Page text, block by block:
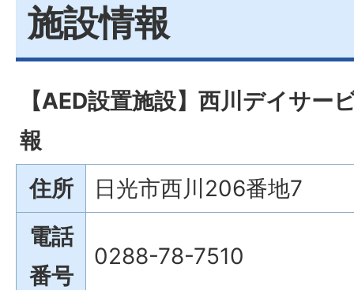
施設情報
【AED設置施設】西川デイサー
報
住所
日光市西川206番地7
電話
番号
0288-78-7510